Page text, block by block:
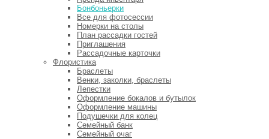
Бонбоньерки
Все для фотосессии
Номерки на столы
План рассадки гостей
Приглашения
Рассадочные карточки
Флористика
Браслеты
Венки, заколки, браслеты
Лепестки
Оформление бокалов и бутылок
Оформление машины
Подушечки для колец
Семейный банк
Семейный очаг